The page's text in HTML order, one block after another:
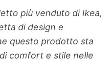
più venduto di Ikea,
di design e
questo prodotto sta
comfort e stile nelle